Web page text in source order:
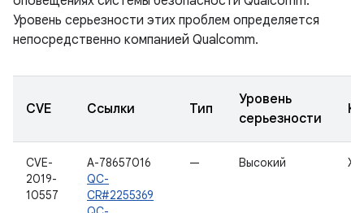
Уровень серьезности этих проблем определяется
непосредственно компанией Qualcomm.
CVE Ссылки Тип
Уровень
серьезности
CVE-
2019-
10557
A-78657016
QC-
CR#2255369
— Высокий